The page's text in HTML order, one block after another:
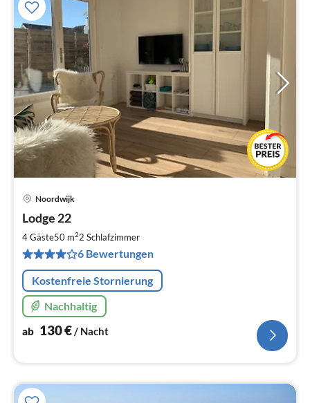
Noordwijk
Lodge 22
4 Gäste50 m22 Schlafzimmer
6 Bewertungen
Kostenfreie Stornierung
Nachhaltig
ab 130€ / Nacht